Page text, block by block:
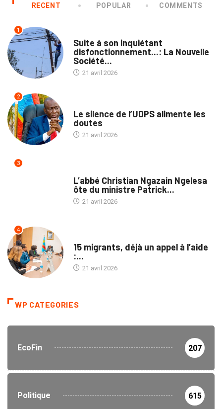
RECENT POPULAR COMMENTS
1
Suite à son inquiétant
disfonctionnement...: La Nouvelle
Société...
21 avril 2026
2
Le silence de l’UDPS alimente les
doutes
21 avril 2026
3
L’abbé Christian Ngazain Ngelesa
ôte du ministre Patrick...
21 avril 2026
4
15 migrants, déjà un appel à l’aide
:...
21 avril 2026
WP CATEGORIES
EcoFin 207
Politique 615